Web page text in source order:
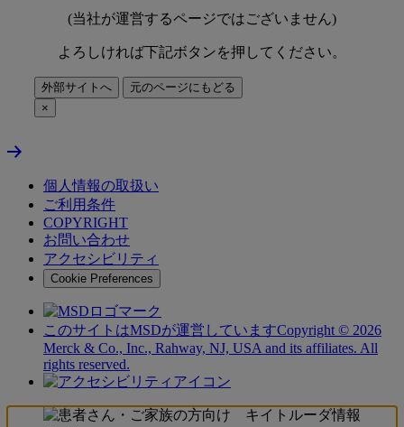
(当社が運営するページではございません)
よろしければ下記ボタンを押してください。
外部サイトへ
元のページにもどる
×
Back
個人情報の取扱い
ご利用条件
COPYRIGHT
お問い合わせ
アクセシビリティ
Cookie Preferences
このサイトはMSDが運営していますCopyright © 2026
Merck & Co., Inc., Rahway, NJ, USA and its affiliates. All
rights reserved.